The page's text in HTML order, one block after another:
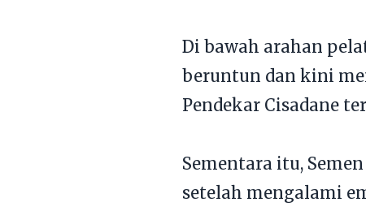
Di bawah arahan
beruntun dan kini
Pendekar Cisadane
Sementara itu,
setelah mengalami